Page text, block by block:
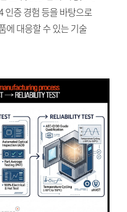
인증 경험 등을 바탕으로
에 대응할 수 있는 기술